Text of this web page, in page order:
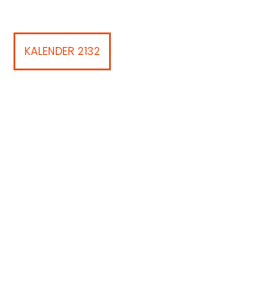
KALENDER 2132